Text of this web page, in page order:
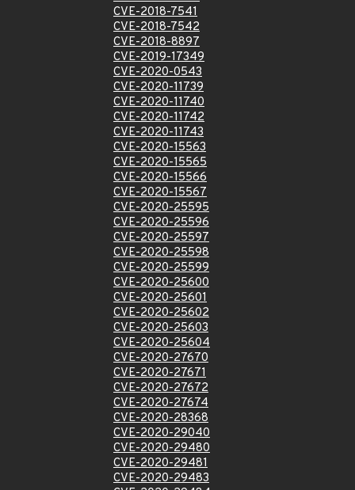
CVE-2018-7541
CVE-2018-7542
CVE-2018-8897
CVE-2019-17349
CVE-2020-0543
CVE-2020-11739
CVE-2020-11740
CVE-2020-11742
CVE-2020-11743
CVE-2020-15563
CVE-2020-15565
CVE-2020-15566
CVE-2020-15567
CVE-2020-25595
CVE-2020-25596
CVE-2020-25597
CVE-2020-25598
CVE-2020-25599
CVE-2020-25600
CVE-2020-25601
CVE-2020-25602
CVE-2020-25603
CVE-2020-25604
CVE-2020-27670
CVE-2020-27671
CVE-2020-27672
CVE-2020-27674
CVE-2020-28368
CVE-2020-29040
CVE-2020-29480
CVE-2020-29481
CVE-2020-29483